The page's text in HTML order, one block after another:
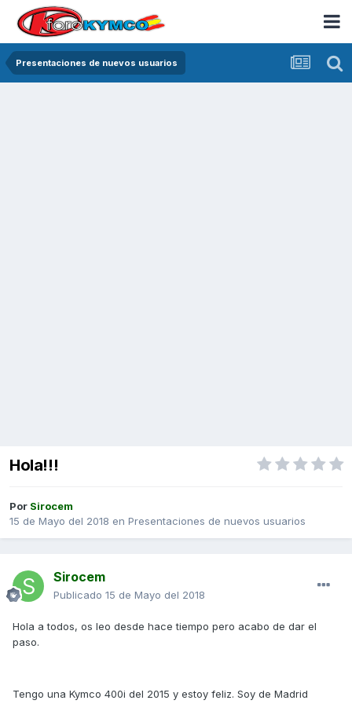
Presentaciones de nuevos usuarios
Hola!!!
Por Sirocem
15 de Mayo del 2018 en Presentaciones de nuevos usuarios
Sirocem
Publicado 15 de Mayo del 2018
Hola a todos, os leo desde hace tiempo pero acabo de dar el
paso.
Tengo una Kymco 400i del 2015 y estoy feliz. Soy de Madrid